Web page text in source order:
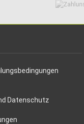
Datenschutz